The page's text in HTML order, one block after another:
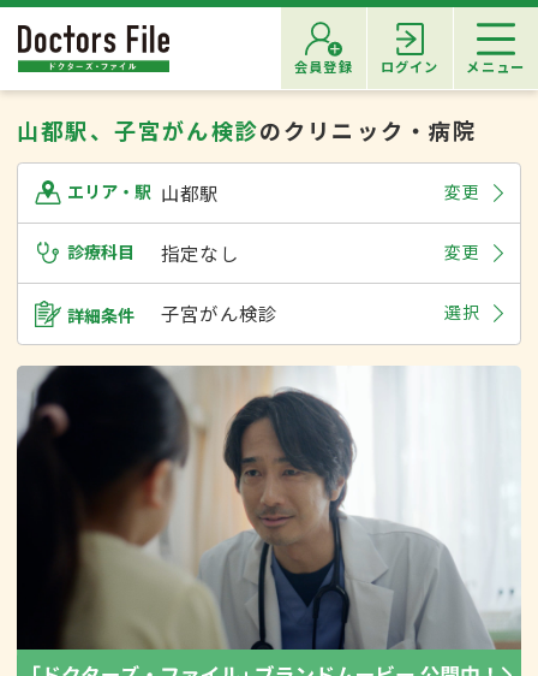
会員登録 ログイン メニュー
山都駅、子宮がん検診のクリニック・病院
エリア・駅 山都駅 変更
診療科目 指定なし 変更
詳細条件 子宮がん検診 選択